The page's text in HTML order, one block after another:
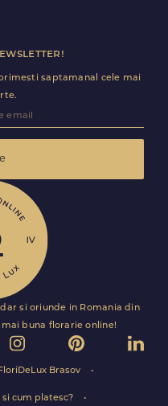
saptamanal cele mai
si oriunde in Romania din
buna florarie online!
Brasov
cum platesc?